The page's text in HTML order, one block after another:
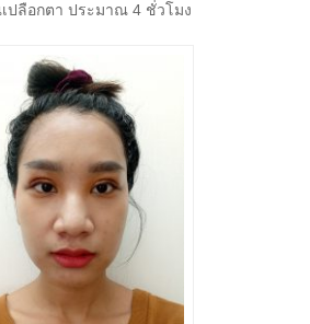
ปลือกตา ประมาณ 4 ชั่วโมง